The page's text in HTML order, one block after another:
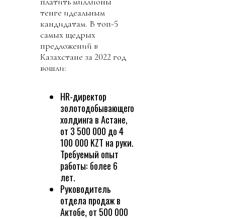
тенге идеальным
кандидатам. В топ-5
самых щедрых
предложений в
Казахстане за 2022 год
вошли:
HR-директор
золотодобывающего
холдинга в Астане,
от 3 500 000 до 4
100 000 KZT на руки.
Требуемый опыт
работы: более 6
лет.
Руководитель
отдела продаж в
Актобе, от 500 000